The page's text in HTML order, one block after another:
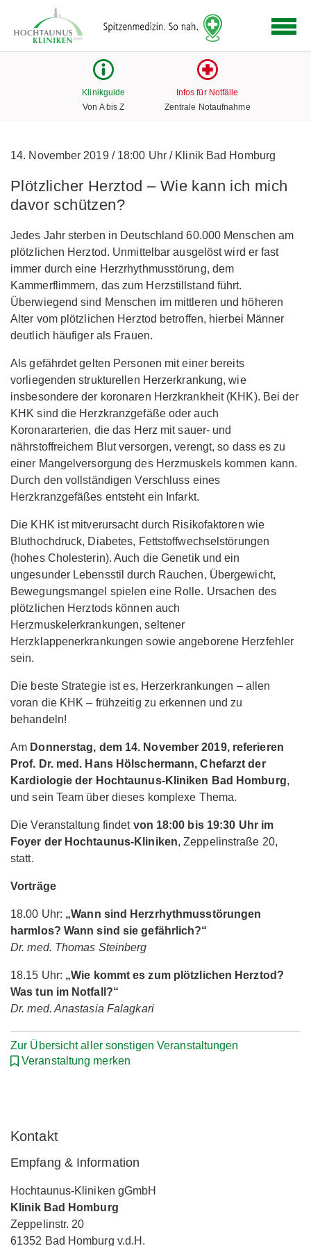
Link
zur
Klinikguide
Von A bis Z
Infos für Notfälle
Zentrale Notaufnahme
14. November 2019 /18:00 Uhr/Klinik Bad Homburg
Plötzlicher Herztod – Wie kann ich mich
davor schützen?
Jedes Jahr sterben in Deutschland 60.000 Menschen am
plötzlichen Herztod. Unmittelbar ausgelöst wird er fast
immer durch eine Herzrhythmusstörung, dem
Kammerflimmern, das zum Herzstillstand führt.
Überwiegend sind Menschen im mittleren und höheren
Alter vom plötzlichen Herztod betroffen, hierbei Männer
deutlich häufiger als Frauen.
Als gefährdet gelten Personen mit einer bereits
vorliegenden strukturellen Herzerkrankung, wie
insbesondere der koronaren Herzkrankheit (KHK). Bei der
KHK sind die Herzkranzgefäße oder auch
Koronararterien, die das Herz mit sauer- und
nährstoffreichem Blut versorgen, verengt, so dass es zu
einer Mangelversorgung des Herzmuskels kommen kann.
Durch den vollständigen Verschluss eines
Herzkranzgefäßes entsteht ein Infarkt.
Die KHK ist mitverursacht durch Risikofaktoren wie
Bluthochdruck, Diabetes, Fettstoffwechselstörungen
(hohes Cholesterin). Auch die Genetik und ein
ungesunder Lebensstil durch Rauchen, Übergewicht,
Bewegungsmangel spielen eine Rolle. Ursachen des
plötzlichen Herztods können auch
Herzmuskelerkrankungen, seltener
Herzklappenerkrankungen sowie angeborene Herzfehler
sein.
Die beste Strategie ist es, Herzerkrankungen – allen
voran die KHK – frühzeitig zu erkennen und zu
behandeln!
Am Donnerstag, dem 14. November 2019, referieren
Prof. Dr. med. Hans Hölschermann, Chefarzt der
Kardiologie der Hochtaunus-Kliniken Bad Homburg,
und sein Team über dieses komplexe Thema.
Die Veranstaltung findet von 18:00 bis 19:30 Uhr im
Foyer der Hochtaunus-Kliniken, Zeppelinstraße 20,
statt.
Vorträge
18.00 Uhr: „Wann sind Herzrhythmusstörungen
harmlos? Wann sind sie gefährlich?“
Dr. med. Thomas Steinberg
18.15 Uhr: „Wie kommt es zum plötzlichen Herztod?
Was tun im Notfall?“
Dr. med. Anastasia Falagkari
Zur Übersicht aller sonstigen Veranstaltungen
Veranstaltung merken
Kontakt
Empfang & Information
Hochtaunus-Kliniken gGmbH
Klinik Bad Homburg
Zeppelinstr. 20
61352 Bad Homburg v.d.H.